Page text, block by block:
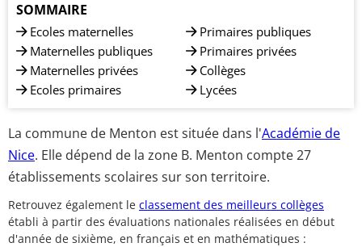
SOMMAIRE
Ecoles maternelles
Maternelles publiques
Maternelles privées
Ecoles primaires
Primaires publiques
Primaires privées
Collèges
Lycées
La commune de Menton est située dans l'Académie de
Nice. Elle dépend de la zone B. Menton compte 27
établissements scolaires sur son territoire.
Retrouvez également le classement des meilleurs collèges
établi à partir des évaluations nationales réalisées en début
d'année de sixième, en français et en mathématiques :